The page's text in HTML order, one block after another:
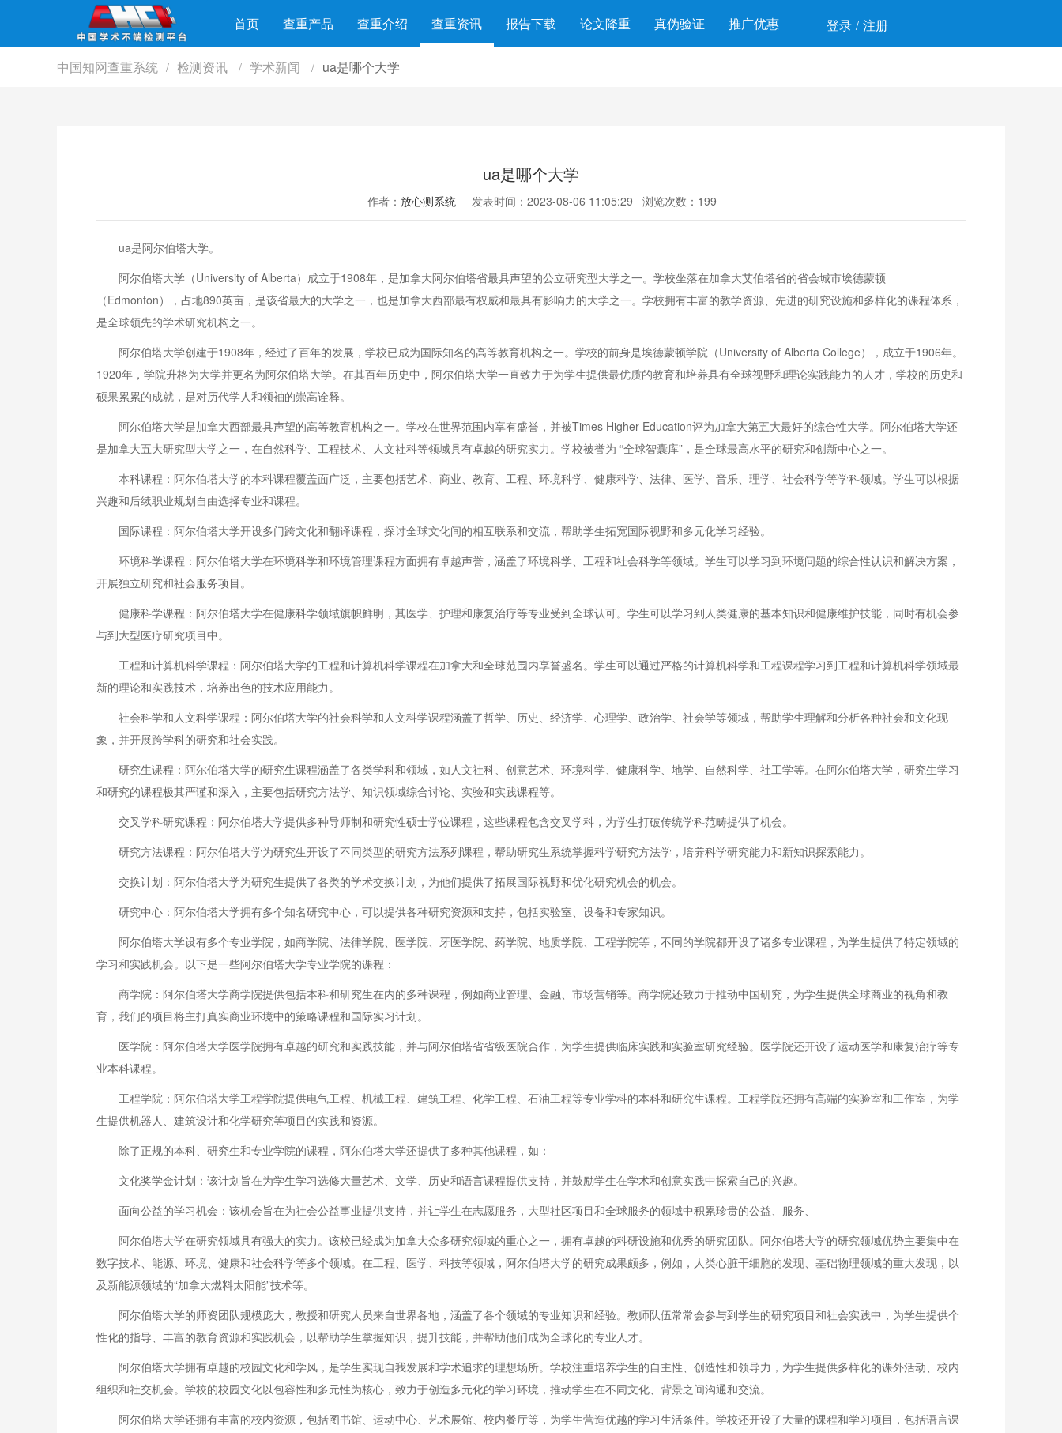
首页 查重产品 查重介绍 查重资讯 报告下载 论文降重 真伪验证 推广优惠 登录 / 注册
中国知网查重系统 / 检测资讯 / 学术新闻 / ua是哪个大学
ua是哪个大学
作者： 放心测系统 发表时间：2023-08-06 11:05:29 浏览次数：199
ua是阿尔伯塔大学。
阿尔伯塔大学（University of Alberta）成立于1908年，是加拿大阿尔伯塔省最具声望的公立研究型大学之一。学校坐落在加拿大艾伯塔省的省会城市埃德蒙顿
（Edmonton），占地890英亩，是该省最大的大学之一，也是加拿大西部最有权威和最具有影响力的大学之一。学校拥有丰富的教学资源、先进的研究设施和多样化的课程体系，
是全球领先的学术研究机构之一。
阿尔伯塔大学创建于1908年，经过了百年的发展，学校已成为国际知名的高等教育机构之一。学校的前身是埃德蒙顿学院（University of Alberta College），成立于1906年。
1920年，学院升格为大学并更名为阿尔伯塔大学。在其百年历史中，阿尔伯塔大学一直致力于为学生提供最优质的教育和培养具有全球视野和理论实践能力的人才，学校的历史和
硕果累累的成就，是对历代学人和领袖的崇高诠释。
阿尔伯塔大学是加拿大西部最具声望的高等教育机构之一。学校在世界范围内享有盛誉，并被Times Higher Education评为加拿大第五大最好的综合性大学。阿尔伯塔大学还
是加拿大五大研究型大学之一，在自然科学、工程技术、人文社科等领域具有卓越的研究实力。学校被誉为 “全球智囊库”，是全球最高水平的研究和创新中心之一。
本科课程：阿尔伯塔大学的本科课程覆盖面广泛，主要包括艺术、商业、教育、工程、环境科学、健康科学、法律、医学、音乐、理学、社会科学等学科领域。学生可以根据
兴趣和后续职业规划自由选择专业和课程。
国际课程：阿尔伯塔大学开设多门跨文化和翻译课程，探讨全球文化间的相互联系和交流，帮助学生拓宽国际视野和多元化学习经验。
环境科学课程：阿尔伯塔大学在环境科学和环境管理课程方面拥有卓越声誉，涵盖了环境科学、工程和社会科学等领域。学生可以学习到环境问题的综合性认识和解决方案，
开展独立研究和社会服务项目。
健康科学课程：阿尔伯塔大学在健康科学领域旗帜鲜明，其医学、护理和康复治疗等专业受到全球认可。学生可以学习到人类健康的基本知识和健康维护技能，同时有机会参
与到大型医疗研究项目中。
工程和计算机科学课程：阿尔伯塔大学的工程和计算机科学课程在加拿大和全球范围内享誉盛名。学生可以通过严格的计算机科学和工程课程学习到工程和计算机科学领域最
新的理论和实践技术，培养出色的技术应用能力。
社会科学和人文科学课程：阿尔伯塔大学的社会科学和人文科学课程涵盖了哲学、历史、经济学、心理学、政治学、社会学等领域，帮助学生理解和分析各种社会和文化现
象，并开展跨学科的研究和社会实践。
研究生课程：阿尔伯塔大学的研究生课程涵盖了各类学科和领域，如人文社科、创意艺术、环境科学、健康科学、地学、自然科学、社工学等。在阿尔伯塔大学，研究生学习
和研究的课程极其严谨和深入，主要包括研究方法学、知识领域综合讨论、实验和实践课程等。
交叉学科研究课程：阿尔伯塔大学提供多种导师制和研究性硕士学位课程，这些课程包含交叉学科，为学生打破传统学科范畴提供了机会。
研究方法课程：阿尔伯塔大学为研究生开设了不同类型的研究方法系列课程，帮助研究生系统掌握科学研究方法学，培养科学研究能力和新知识探索能力。
交换计划：阿尔伯塔大学为研究生提供了各类的学术交换计划，为他们提供了拓展国际视野和优化研究机会的机会。
研究中心：阿尔伯塔大学拥有多个知名研究中心，可以提供各种研究资源和支持，包括实验室、设备和专家知识。
阿尔伯塔大学设有多个专业学院，如商学院、法律学院、医学院、牙医学院、药学院、地质学院、工程学院等，不同的学院都开设了诸多专业课程，为学生提供了特定领域的
学习和实践机会。以下是一些阿尔伯塔大学专业学院的课程：
商学院：阿尔伯塔大学商学院提供包括本科和研究生在内的多种课程，例如商业管理、金融、市场营销等。商学院还致力于推动中国研究，为学生提供全球商业的视角和教
育，我们的项目将主打真实商业环境中的策略课程和国际实习计划。
医学院：阿尔伯塔大学医学院拥有卓越的研究和实践技能，并与阿尔伯塔省省级医院合作，为学生提供临床实践和实验室研究经验。医学院还开设了运动医学和康复治疗等专
业本科课程。
工程学院：阿尔伯塔大学工程学院提供电气工程、机械工程、建筑工程、化学工程、石油工程等专业学科的本科和研究生课程。工程学院还拥有高端的实验室和工作室，为学
生提供机器人、建筑设计和化学研究等项目的实践和资源。
除了正规的本科、研究生和专业学院的课程，阿尔伯塔大学还提供了多种其他课程，如：
文化奖学金计划：该计划旨在为学生学习选修大量艺术、文学、历史和语言课程提供支持，并鼓励学生在学术和创意实践中探索自己的兴趣。
面向公益的学习机会：该机会旨在为社会公益事业提供支持，并让学生在志愿服务，大型社区项目和全球服务的领域中积累珍贵的公益、服务、
阿尔伯塔大学在研究领域具有强大的实力。该校已经成为加拿大众多研究领域的重心之一，拥有卓越的科研设施和优秀的研究团队。阿尔伯塔大学的研究领域优势主要集中在
数字技术、能源、环境、健康和社会科学等多个领域。在工程、医学、科技等领域，阿尔伯塔大学的研究成果颇多，例如，人类心脏干细胞的发现、基础物理领域的重大发现，以
及新能源领域的“加拿大燃料太阳能”技术等。
阿尔伯塔大学的师资团队规模庞大，教授和研究人员来自世界各地，涵盖了各个领域的专业知识和经验。教师队伍常常会参与到学生的研究项目和社会实践中，为学生提供个
性化的指导、丰富的教育资源和实践机会，以帮助学生掌握知识，提升技能，并帮助他们成为全球化的专业人才。
阿尔伯塔大学拥有卓越的校园文化和学风，是学生实现自我发展和学术追求的理想场所。学校注重培养学生的自主性、创造性和领导力，为学生提供多样化的课外活动、校内
组织和社交机会。学校的校园文化以包容性和多元性为核心，致力于创造多元化的学习环境，推动学生在不同文化、背景之间沟通和交流。
阿尔伯塔大学还拥有丰富的校内资源，包括图书馆、运动中心、艺术展馆、校内餐厅等，为学生营造优越的学习生活条件。学校还开设了大量的课程和学习项目，包括语言课